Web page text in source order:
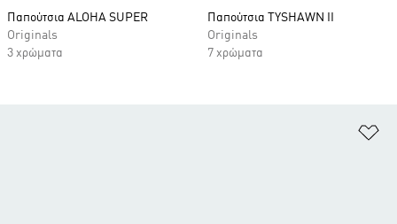
Παπούτσια ALOHA SUPER
Originals
3 χρώματα
Παπούτσια TYSHAWN II
Originals
7 χρώματα